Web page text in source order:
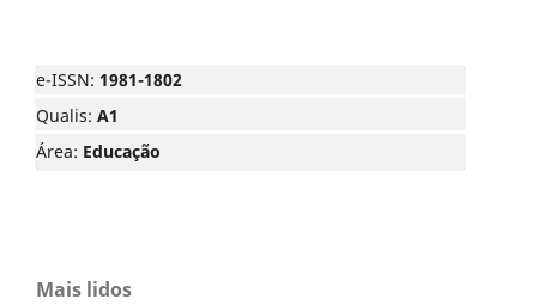
e-ISSN: 1981-1802
Qualis: A1
Área: Educação
Mais lidos